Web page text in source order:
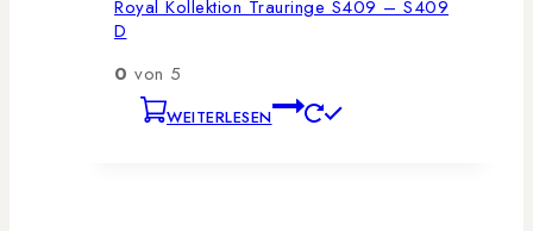
Royal Kollektion Trauringe S409 – S409
D
0 von 5
WEITERLESEN